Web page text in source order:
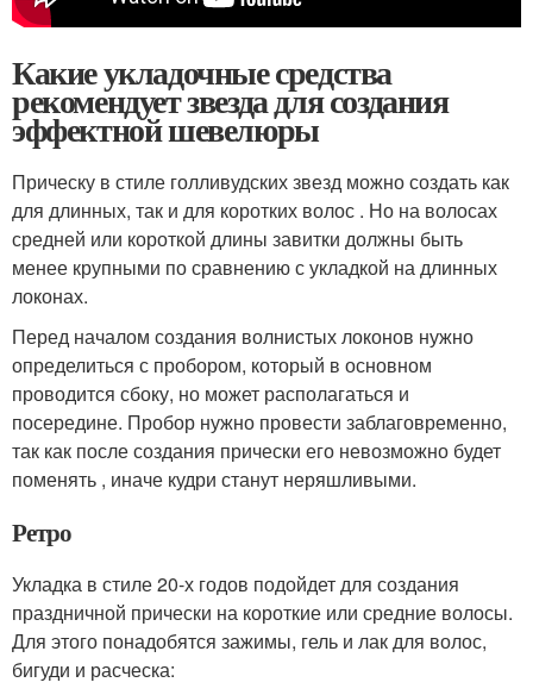
Какие укладочные средства
рекомендует звезда для создания
эффектной шевелюры
Прическу в стиле голливудских звезд можно создать как
для длинных, так и для коротких волос . Но на волосах
средней или короткой длины завитки должны быть
менее крупными по сравнению с укладкой на длинных
локонах.
Перед началом создания волнистых локонов нужно
определиться с пробором, который в основном
проводится сбоку, но может располагаться и
посередине. Пробор нужно провести заблаговременно,
так как после создания прически его невозможно будет
поменять , иначе кудри станут неряшливыми.
Ретро
Укладка в стиле 20-х годов подойдет для создания
праздничной прически на короткие или средние волосы.
Для этого понадобятся зажимы, гель и лак для волос,
бигуди и расческа: